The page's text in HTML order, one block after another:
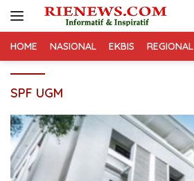
HOME NASIONAL EKBIS REGIONAL
SPF UGM